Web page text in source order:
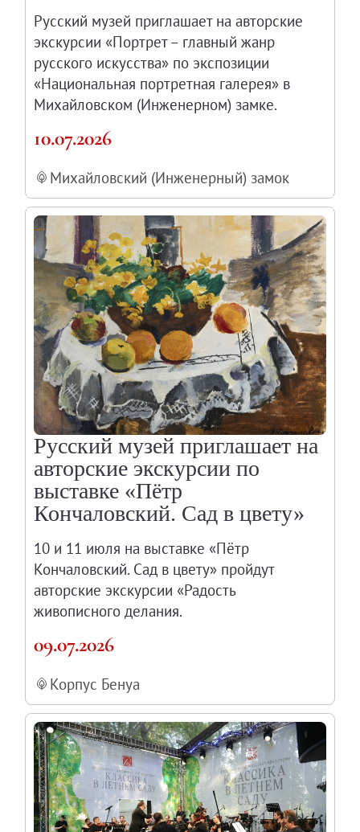
Русский музей приглашает на авторские
экскурсии «Портрет – главный жанр
русского искусства» по экспозиции
«Национальная портретная галерея» в
Михайловском (Инженерном) замке.
10.07.2026
Михайловский (Инженерный) замок
Русский музей приглашает на
авторские экскурсии по
выставке «Пётр
Кончаловский. Сад в цвету»
10 и 11 июля на выставке «Пётр
Кончаловский. Сад в цвету» пройдут
авторские экскурсии «Радость
живописного делания.
09.07.2026
Корпус Бенуа